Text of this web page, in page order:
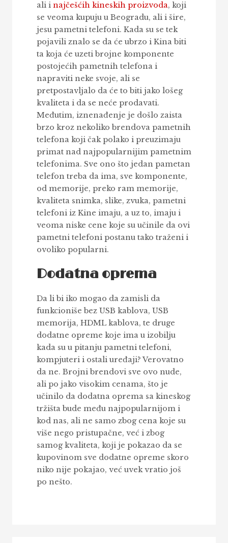
ali i najčešćih kineskih proizvoda, koji
se veoma kupuju u Beogradu, ali i šire,
jesu pametni telefoni. Kada su se tek
pojavili znalo se da će ubrzo i Kina biti
ta koja će uzeti brojne komponente
postojećih pametnih telefona i
napraviti neke svoje, ali se
pretpostavljalo da će to biti jako lošeg
kvaliteta i da se neće prodavati.
Međutim, iznenađenje je došlo zaista
brzo kroz nekoliko brendova pametnih
telefona koji čak polako i preuzimaju
primat nad najpopularnijim pametnim
telefonima. Sve ono što jedan pametan
telefon treba da ima, sve komponente,
od memorije, preko ram memorije,
kvaliteta snimka, slike, zvuka, pametni
telefoni iz Kine imaju, a uz to, imaju i
veoma niske cene koje su učinile da ovi
pametni telefoni postanu tako traženi i
ovoliko popularni.
Dodatna oprema
Da li bi iko mogao da zamisli da
funkcioniše bez USB kablova, USB
memorija, HDML kablova, te druge
dodatne opreme koje ima u izobilju
kada su u pitanju pametni telefoni,
kompjuteri i ostali uređaji? Verovatno
da ne. Brojni brendovi sve ovo nude,
ali po jako visokim cenama, što je
učinilo da dodatna oprema sa kineskog
tržišta bude među najpopularnijom i
kod nas, ali ne samo zbog cena koje su
više nego pristupačne, već i zbog
samog kvaliteta, koji je pokazao da se
kupovinom sve dodatne opreme skoro
niko nije pokajao, već uvek vratio još
po nešto.